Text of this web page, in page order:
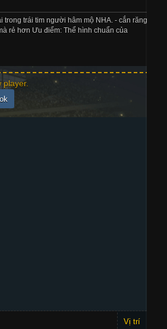
trái tim người hâm mộ NHA. - cắn răng mua vi
rẻ hơn Ưu điểm: Thể hình chuẩn của
player.
Vị trí